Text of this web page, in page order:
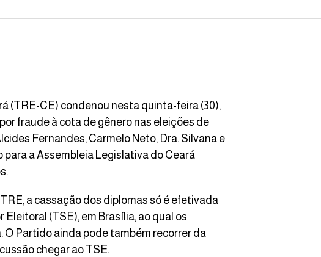
(TRE-CE) condenou nesta quinta-feira (30),
fraude à cota de gênero nas eleições de
Fernandes, Carmelo Neto, Dra. Silvana e
para a Assembleia Legislativa do Ceará
a cassação dos diplomas só é efetivada
(TSE), em Brasília, ao qual os
Partido ainda pode também recorrer da
chegar ao TSE.